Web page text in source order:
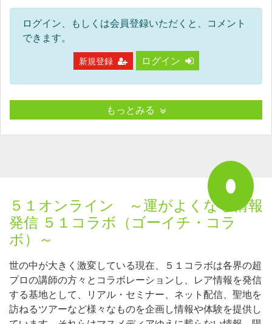
ログイン、もしくは会員登録いただくと、コメント
できます。
新規登録 ログイン
もっとみる
５１オンライン ～運がよくなる情報
発信 ５１コラボ（ゴーイチ・コラ
ボ）～
世の中が大きく激変している現在、５１コラボは各界の超
プロの講師の方々とコラボレーションし、レア情報を発信
する基地として、リアル・セミナー、ネット配信、聖地を
訪ねるツアーなど様々なものを企画し情報や体験を提供し